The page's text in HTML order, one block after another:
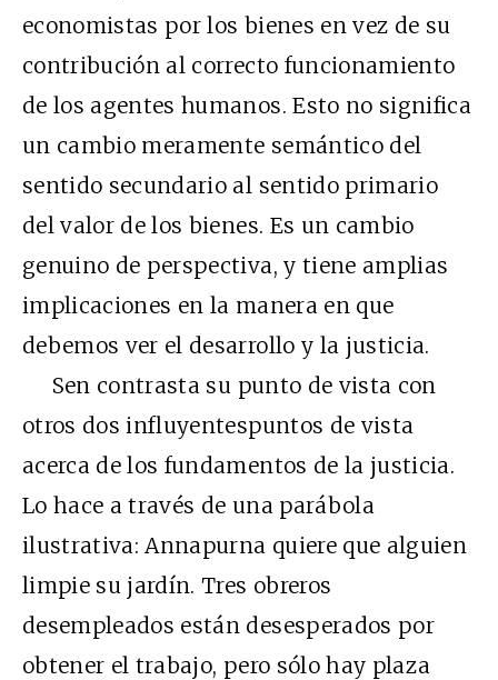
economistas por los bienes en vez de su
contribución al correcto funcionamiento
de los agentes humanos. Esto no significa
un cambio meramente semántico del
sentido secundario al sentido primario
del valor de los bienes. Es un cambio
genuino de perspectiva, y tiene amplias
implicaciones en la manera en que
debemos ver el desarrollo y la justicia.
Sen contrasta su punto de vista con
otros dos influyentespuntos de vista
acerca de los fundamentos de la justicia.
Lo hace a través de una parábola
ilustrativa: Annapurna quiere que alguien
limpie su jardín. Tres obreros
desempleados están desesperados por
obtener el trabajo, pero sólo hay plaza